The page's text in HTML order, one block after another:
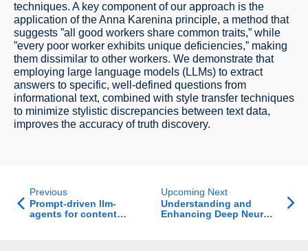
techniques. A key component of our approach is the
application of the Anna Karenina principle, a method that
suggests ”all good workers share common traits,” while
”every poor worker exhibits unique deficiencies,” making
them dissimilar to other workers. We demonstrate that
employing large language models (LLMs) to extract
answers to specific, well-defined questions from
informational text, combined with style transfer techniques
to minimize stylistic discrepancies between text data,
improves the accuracy of truth discovery.
Previous
Prompt-driven llm-
agents for content
Upcoming Next
Understanding and
Enhancing Deep Neural